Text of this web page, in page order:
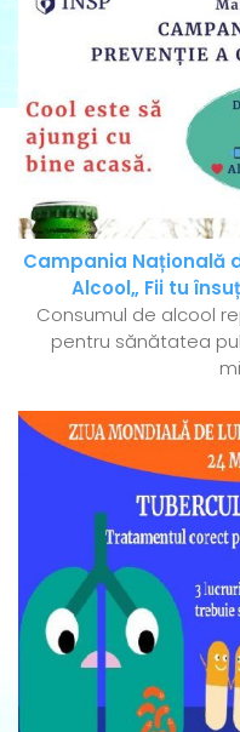
Campania Națională
Alcool„ Fii tu
Consumul de alcool
pentru sănătatea